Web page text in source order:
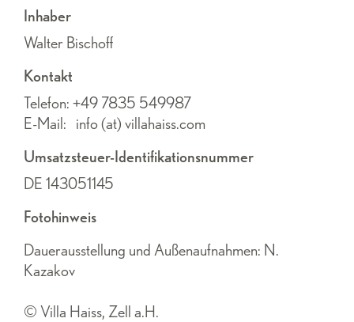
Inhaber
Walter Bischoff
Kontakt
Telefon: +49 7835 549987
E-Mail: info (at) villahaiss.com
Umsatzsteuer-Identifikationsnummer
DE 143051145
Fotohinweis
Dauerausstellung und Außenaufnahmen: N.
Kazakov
© Villa Haiss, Zell a.H.